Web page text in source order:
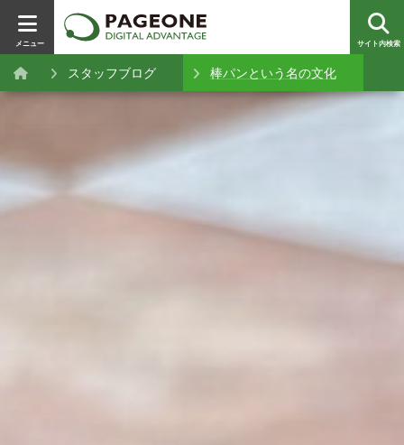
メニュー サイト内検索
スタッフブログ 棒パンという名の文化